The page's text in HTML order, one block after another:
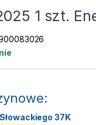
1 szt.
37K